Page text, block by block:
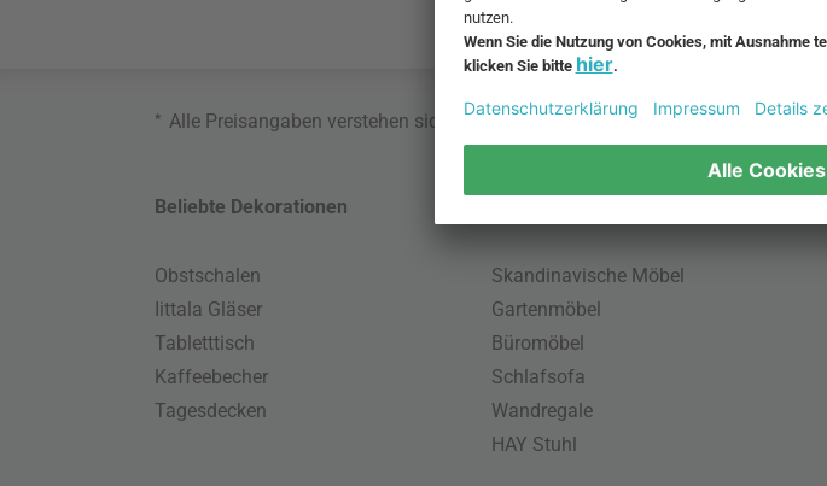
* Alle Preisangaben verstehen sich inklusive MwSt. und zzgl.Versandkosten.
Beliebte Dekorationen
Obstschalen
Iittala Gläser
Tabletttisch
Kaffeebecher
Tagesdecken
Skandinavische Möbel
Gartenmöbel
Büromöbel
Schlafsofa
Wandregale
HAY Stuhl